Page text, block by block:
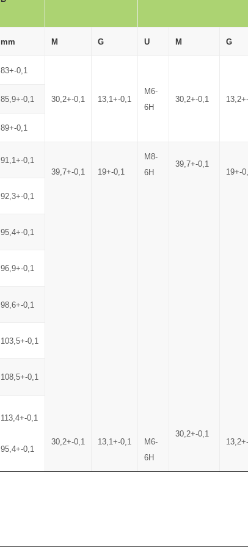
mm M G U M G
83+-0,1
30,2+-0,1 13,1+-0,1
M6-
6H
30,2+-0,1
85,9+-0,1
89+-0,1
91,1+-0,1
39,7+-0,1
30,2+-0,1
19+-0,1
13,1+-0,1
M8-
6H
M6-
6H
39,7+-0,1
30,2+-0,1
19+-
92,3+-0,1
95,4+-0,1
96,9+-0,1
98,6+-0,1
103,5+-0,1
108,5+-0,1
113,4+-0,1
95,4+-0,1